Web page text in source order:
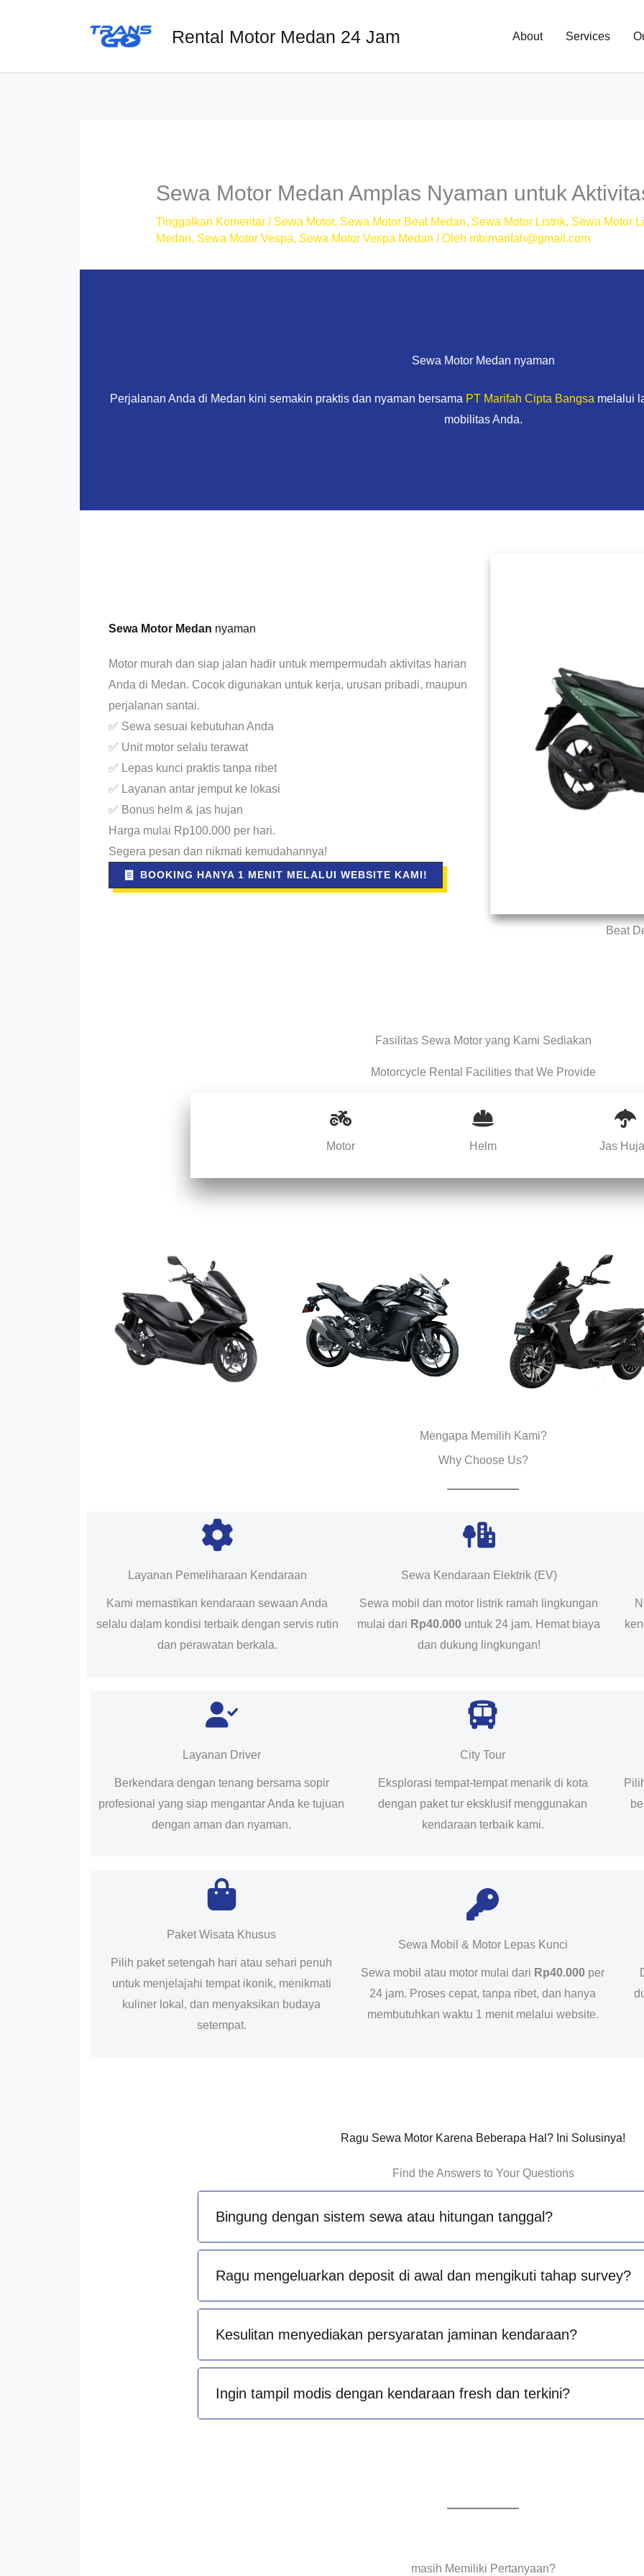
Rental Motor Medan 24 Jam About Services
Sewa Motor Medan Amplas Nyaman untuk
Tinggalkan Komentar / Sewa Motor, Sewa Motor Beat Medan, Sewa Motor Listrik, Sewa Motor
Medan, Sewa Motor Vespa, Sewa Motor Vespa Medan / Oleh mbimarifah@gmail.com
Sewa Motor Medan nyaman
Perjalanan Anda di Medan kini semakin praktis dan nyaman bersama PT Marifah Cipta Bangsa melalui
mobilitas Anda.
Sewa Motor Medan nyaman
Motor murah dan siap jalan hadir untuk mempermudah aktivitas harian
Anda di Medan. Cocok digunakan untuk kerja, urusan pribadi, maupun
perjalanan santai.
✅ Sewa sesuai kebutuhan Anda
✅ Unit motor selalu terawat
✅ Lepas kunci praktis tanpa ribet
✅ Layanan antar jemput ke lokasi
✅ Bonus helm & jas hujan
Harga mulai Rp100.000 per hari.
Segera pesan dan nikmati kemudahannya!
BOOKING HANYA 1 MENIT MELALUI WEBSITE KAMI!
Beat
Fasilitas Sewa Motor yang Kami Sediakan
Motorcycle Rental Facilities that We Provide
Motor Helm Jas
Mengapa Memilih Kami?
Why Choose Us?
Layanan Pemeliharaan Kendaraan
Kami memastikan kendaraan sewaan Anda
selalu dalam kondisi terbaik dengan servis rutin
dan perawatan berkala.
Sewa Kendaraan Elektrik (EV)
Sewa mobil dan motor listrik ramah lingkungan
mulai dari Rp40.000 untuk 24 jam. Hemat biaya
dan dukung lingkungan!
Layanan Driver
Berkendara dengan tenang bersama sopir
profesional yang siap mengantar Anda ke tujuan
dengan aman dan nyaman.
City Tour
Eksplorasi tempat-tempat menarik di kota
dengan paket tur eksklusif menggunakan
kendaraan terbaik kami.
Paket Wisata Khusus
Pilih paket setengah hari atau sehari penuh
untuk menjelajahi tempat ikonik, menikmati
kuliner lokal, dan menyaksikan budaya
setempat.
Sewa Mobil & Motor Lepas Kunci
Sewa mobil atau motor mulai dari Rp40.000 per
24 jam. Proses cepat, tanpa ribet, dan hanya
membutuhkan waktu 1 menit melalui website.
Ragu Sewa Motor Karena Beberapa Hal? Ini Solusinya!
Find the Answers to Your Questions
Bingung dengan sistem sewa atau hitungan tanggal?
Ragu mengeluarkan deposit di awal dan mengikuti tahap survey?
Kesulitan menyediakan persyaratan jaminan kendaraan?
Ingin tampil modis dengan kendaraan fresh dan terkini?
masih Memiliki Pertanyaan?